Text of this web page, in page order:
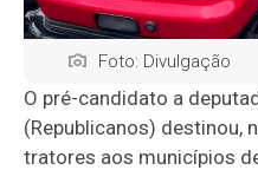
Foto: Divulgação
O pré-candidato a
(Republicanos) destinou,
tratores aos municípios